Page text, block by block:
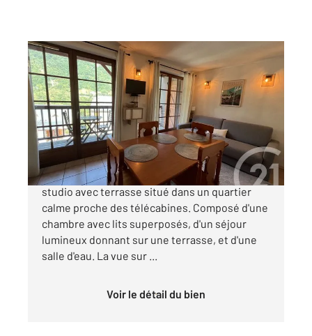
CAUTERETS 65
27,90 m2, 2 pièces
Ref : 4396
Appartement à vendre
118 250 €
EXCEPTIONNEL! Venez découvrir ce charmant
studio avec terrasse situé dans un quartier
calme proche des télécabines. Composé d'une
chambre avec lits superposés, d'un séjour
lumineux donnant sur une terrasse, et d'une
salle d'eau. La vue sur ...
Voir le détail du bien